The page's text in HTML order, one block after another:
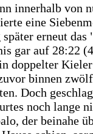
innerhalb von
eine
erneut
gar auf 28:22
doppelter
binnen zwölf
Doch
noch lange
der beinahe